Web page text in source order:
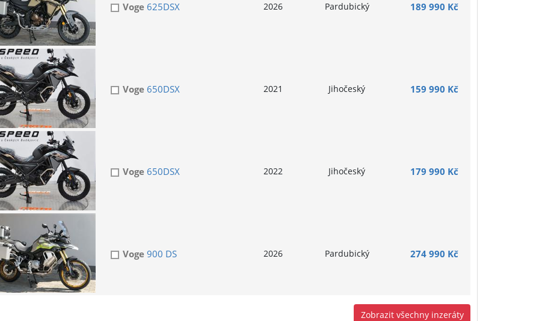
Voge625DSX 2026 Pardubický 189 990 Kč
Voge650DSX 2021 Jihočeský 159 990 Kč
Voge650DSX 2022 Jihočeský 179 990 Kč
Voge900 DS 2026 Pardubický 274 990 Kč
Zobrazit všechny inzeráty